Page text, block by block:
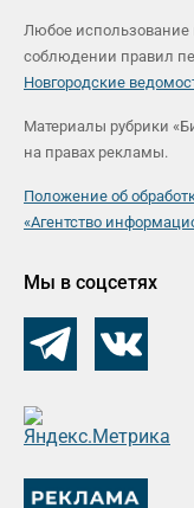
Любое использование
соблюдении правил
Новгородские
Материалы рубрики
на правах рекламы.
Положение об
«Агентство
Мы в соцсетях